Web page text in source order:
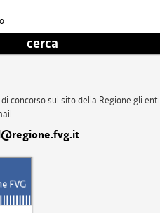
cerca
concorso sul sito della Regione gli enti